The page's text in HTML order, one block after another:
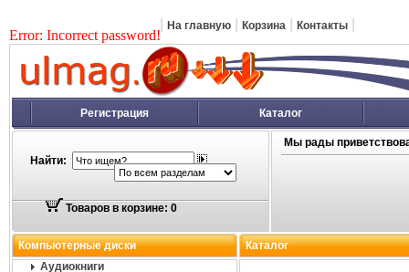
Error: Incorrect password!
На главную Корзина Контакты
Регистрация Каталог
Найти:
Товаров в корзине: 0
Мы рады
Компьютерные диски
Аудиокниги
Каталог